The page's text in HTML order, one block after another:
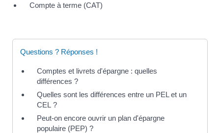
Compte à terme (CAT)
Questions ? Réponses !
Comptes et livrets d'épargne : quelles
différences ?
Quelles sont les différences entre un PEL et un
CEL ?
Peut-on encore ouvrir un plan d'épargne
populaire (PEP) ?